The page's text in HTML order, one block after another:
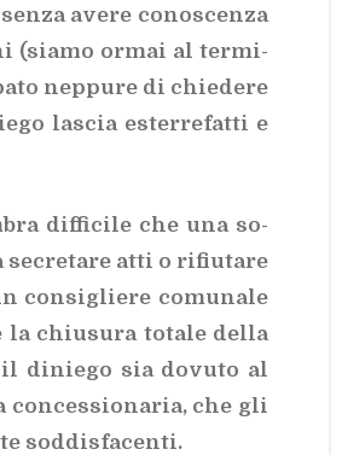
ave­re co­no­scen­za
(sia­mo or­mai al ter­mi­
nep­pu­re di chie­de­re
la­scia ester­re­fat­ti e
dif­fi­ci­le che una so­
se­cre­ta­re atti o ri­fiu­ta­re
con­si­glie­re co­mu­na­le
la chiu­su­ra to­ta­le del­la
di­nie­go sia do­vu­to al
che gli
sod­di­sfa­cen­ti.